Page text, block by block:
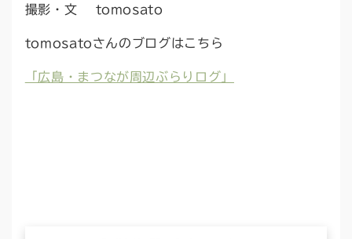
撮影・文 tomosato
tomosatoさんのブログはこちら
「広島・まつなが周辺ぶらりログ」